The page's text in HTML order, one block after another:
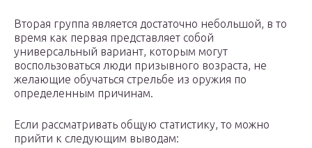
Вторая группа является достаточно небольшой, в то
время как первая представляет собой
универсальный вариант, которым могут
воспользоваться люди призывного возраста, не
желающие обучаться стрельбе из оружия по
определенным причинам.
Если рассматривать общую статистику, то можно
прийти к следующим выводам: